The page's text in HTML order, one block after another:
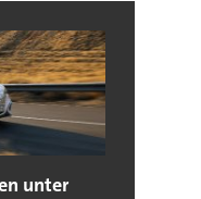
unter